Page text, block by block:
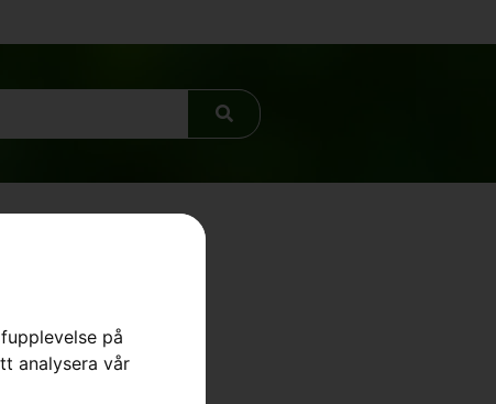
på
analysera vår
115